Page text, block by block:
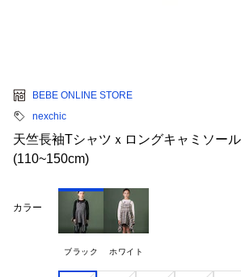
BEBE ONLINE STORE
nexchic
天竺長袖Tシャツｘロングキャミソー
(110~150cm)
カラー
ブラック ホワイト